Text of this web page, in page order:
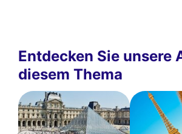
Entdecken Sie unsere
diesem Thema